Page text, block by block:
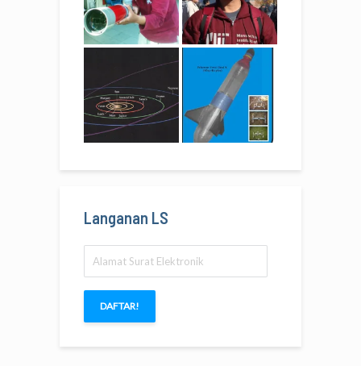
Langanan LS
Surat
Elektronik
DAFTAR!